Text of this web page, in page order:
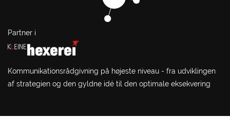
Partner i
Kommunikationsrådgivning på højeste niveau - fra udviklingen
af strategien og den gyldne idé til den optimale eksekvering